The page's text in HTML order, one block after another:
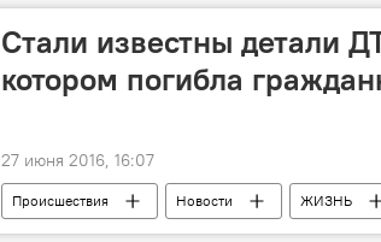
Стали известны детали
котором погибла
27 июня 2016, 16:07
Происшествия Новости ЖИЗНЬ
Министерство по чрезвычайным ситуациям АР